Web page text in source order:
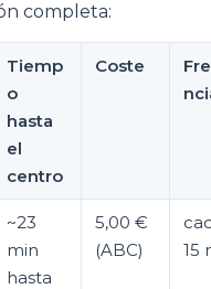
completa:
Tiemp
o
hasta
el
centro
Coste
~23
min
hasta
5,00 €
(ABC)
15